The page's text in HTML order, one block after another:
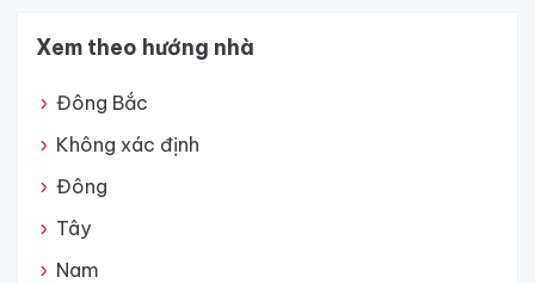
Xem theo hướng nhà
Đông Bắc
Không xác định
Đông
Tây
Nam